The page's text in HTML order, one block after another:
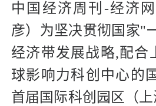
中国经济周刊-经济
彦）为坚决贯彻国家"
经济带发展战略,配合
球影响力科创中心的
首届国际科创园区（